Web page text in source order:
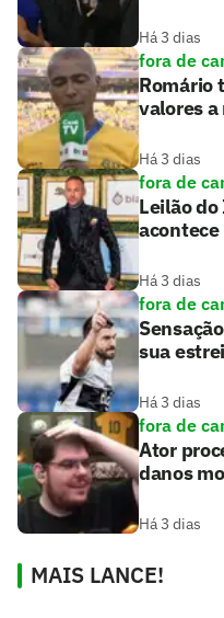
Há 3 dias
fora de
Romário
valores a
Há 3 dias
fora de
Leilão
Há 3 dias
fora de
sua
Há 3 dias
fora de
Ator
danos
Há 3 dias
MAIS LANCE!